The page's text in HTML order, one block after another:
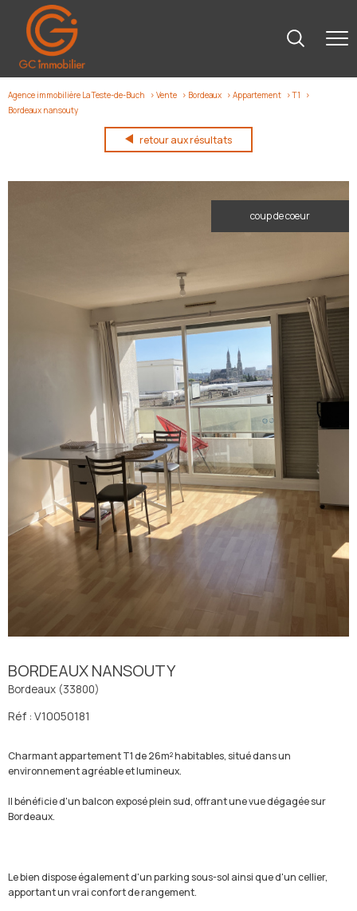
Agence immobilière La Teste-de-Buch Vente Bordeaux Appartement
T1
Bordeaux nansouty
retour aux résultats
coup de coeur
BORDEAUX NANSOUTY
Bordeaux (33800)
Réf : V10050181
Charmant appartement T1 de 26m² habitables, situé dans un
environnement agréable et lumineux.
Il bénéficie d'un balcon exposé plein sud, offrant une vue dégagée sur
Bordeaux.
Le bien dispose également d'un parking sous-sol ainsi que d'un cellier,
apportant un vrai confort de rangement.